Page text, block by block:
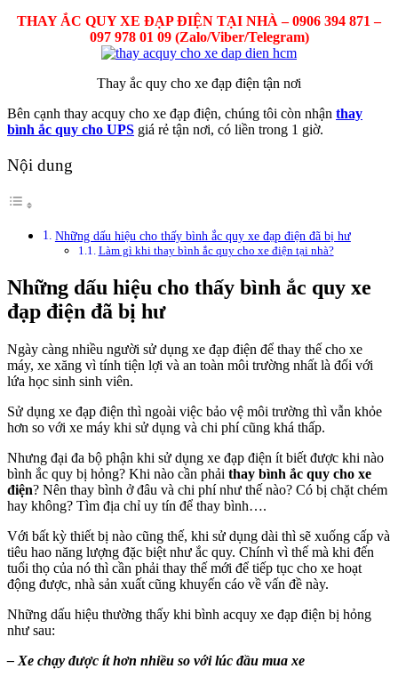
THAY ẮC QUY XE ĐẠP ĐIỆN TẠI NHÀ – 0906 394 871 –
097 978 01 09 (Zalo/Viber/Telegram)
Thay ắc quy cho xe đạp điện tận nơi
Bên cạnh thay acquy cho xe đạp điện, chúng tôi còn nhận thay
bình ắc quy cho UPS giá rẻ tận nơi, có liền trong 1 giờ.
Nội dung
Những dấu hiệu cho thấy bình ắc quy xe đạp điện đã bị hư
Làm gì khi thay bình ắc quy cho xe điện tại nhà?
Những dấu hiệu cho thấy bình ắc quy xe
đạp điện đã bị hư
Ngày càng nhiều người sử dụng xe đạp điện để thay thế cho xe
máy, xe xăng vì tính tiện lợi và an toàn môi trường nhất là đối với
lứa học sinh sinh viên.
Sử dụng xe đạp điện thì ngoài việc bảo vệ môi trường thì vẫn khỏe
hơn so với xe máy khi sử dụng và chi phí cũng khá thấp.
Nhưng đại đa bộ phận khi sử dụng xe đạp điện ít biết được khi nào
bình ắc quy bị hỏng? Khi nào cần phải thay bình ắc quy cho xe
điện? Nên thay bình ở đâu và chi phí như thế nào? Có bị chặt chém
hay không? Tìm địa chỉ uy tín để thay bình….
Với bất kỳ thiết bị nào cũng thế, khi sử dụng dài thì sẽ xuống cấp và
tiêu hao năng lượng đặc biệt như ắc quy. Chính vì thế mà khi đến
tuổi thọ của nó thì cần phải thay thế mới để tiếp tục cho xe hoạt
động được, nhà sản xuất cũng khuyến cáo về vấn đề này.
Những dấu hiệu thường thấy khi bình acquy xe đạp điện bị hỏng
như sau:
– Xe chạy được ít hơn nhiều so với lúc đầu mua xe